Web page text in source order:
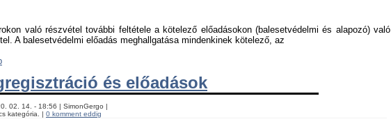
való részvétel további feltétele a kötelező előadásokon (balesetvédelmi és alapozó) való
A balesetvédelmi előadás meghallgatása mindenkinek kötelező, az
és előadások
kategória. |
0 komment eddig